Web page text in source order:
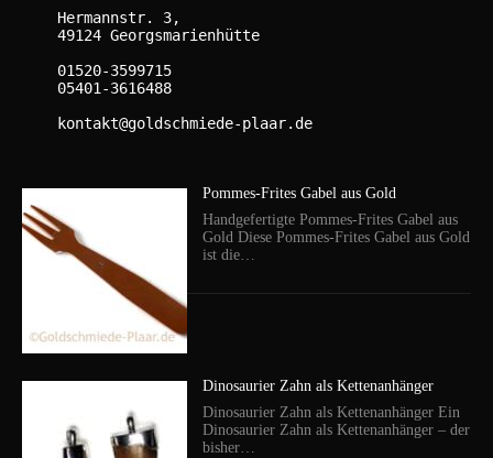
Pommes-Frites Gabel aus Gold
Handgefertigte Pommes-Frites Gabel aus
Gold Diese Pommes-Frites Gabel aus Gold
ist die…
Dinosaurier Zahn als Kettenanhänger
Dinosaurier Zahn als Kettenanhänger Ein
Dinosaurier Zahn als Kettenanhänger – der
bisher…